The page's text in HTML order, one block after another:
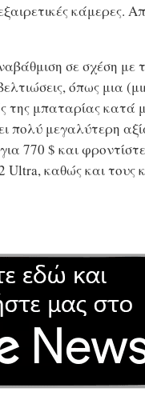
κάμερες.
σε σχέση με
όπως μια
της μπαταρίας
πολύ μεγαλύτερη
770 $ και
Ultra, καθώς και τους